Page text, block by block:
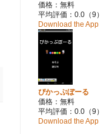
価格：無料
平均評価：0.0（9）
Download the App
ぴかっぷぼーる
価格：無料
平均評価：0.0（9）
Download the App